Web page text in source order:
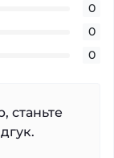
0
0
0
станьте